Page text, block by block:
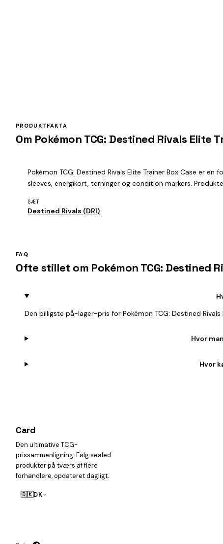
PRODUKTFAKTA
Om Pokémon TCG: Destined Rivals Elite
Pokémon TCG: Destined Rivals Elite Trainer Box Case er
sleeves, energikort, terninger og condition markers.
SÆT
Destined Rivals (DRI)
FAQ
Ofte stillet om Pokémon TCG: Destined
Den billigste på-lager-pris for Pokémon TCG: Destined
Hvor
Hvor
Card
Den ultimative TCG-
prissammenligning. Følg sealed
produkter på tværs af flere
forhandlere, opdateret dagligt.
🇩🇰DK